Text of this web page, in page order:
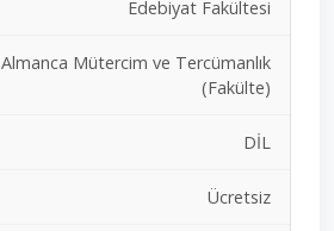
Edebiyat Fakültesi
Almanca Mütercim ve Tercümanlık
(Fakülte)
DİL
Ücretsiz